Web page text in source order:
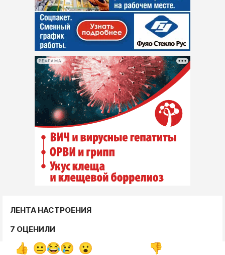
РЕКЛАМА
ЛЕНТА НАСТРОЕНИЯ
7 ОЦЕНИЛИ